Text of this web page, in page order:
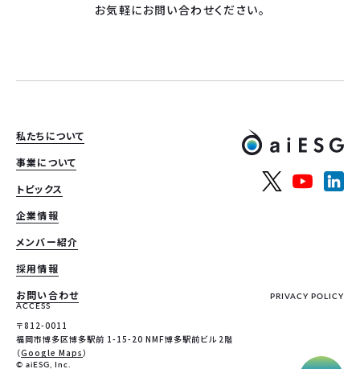
お気軽にお問い合わせください。
私たちについて
事業について
トピックス
企業情報
メンバー紹介
採用情報
お問い合わせ
PRIVACY POLICY
ACCESS
〒812-0011
福岡市博多区博多駅前 1-15-20 NMF博多駅前ビル 2階
（Google Maps）
© aiESG, Inc.